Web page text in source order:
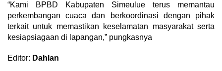
“Kami BPBD Kabupaten Simeulue terus memantau
perkembangan cuaca dan berkoordinasi dengan pihak
terkait untuk memastikan keselamatan masyarakat serta
kesiapsiagaan di lapangan,” pungkasnya
Editor: Dahlan